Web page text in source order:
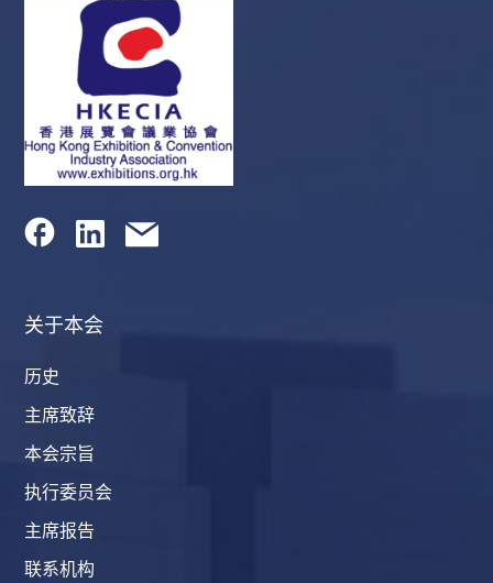
关于本会
历史
主席致辞
本会宗旨
执行委员会
主席报告
联系机构